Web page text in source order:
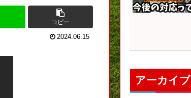
コピー
2024.06.15
アーカイブ